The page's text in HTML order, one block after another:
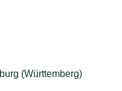
(Württemberg)